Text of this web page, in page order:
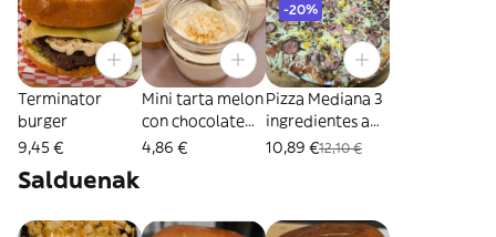
Terminator
burger
9,45 €
Mini tarta melon
con chocolate
blanco
4,86 €
-20%
Pizza Mediana 3
ingredientes a
elegir
10,89 €12,10 €
Salduenak